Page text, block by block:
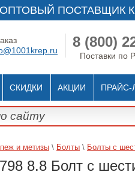
ОПТОВЫЙ ПОСТАВЩИК
8 (800)
Поставки по
СКИДКИ АКЦИИ ПРАЙС-
и метизы \ Болты \ Болты с
8.8 Болт с